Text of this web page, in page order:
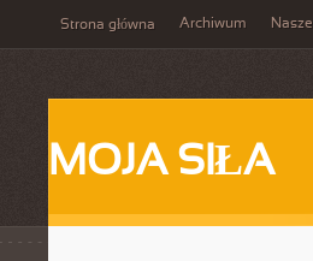
Strona główna Archiwum Nasze
MOJA SIŁA